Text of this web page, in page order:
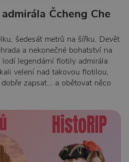
Čcheng Che
šedesát metrů na šířku. Devět
a nekonečné bohatství na
legendární flotily admirála
velení nad takovou flotilou,
zapsat... a obětovat něco